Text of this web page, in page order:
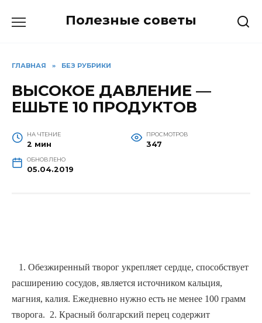
Полезные советы
ГЛАВНАЯ » БЕЗ РУБРИКИ
ВЫСОКОЕ ДАВЛЕНИЕ —
ЕШЬТЕ 10 ПРОДУКТОВ
НА ЧТЕНИЕ
2 мин
ПРОСМОТРОВ
347
ОБНОВЛЕНО
05.04.2019
расширению сосудов, является источником кальция,
магния, калия. Ежедневно нужно есть не менее 100 грамм
творога.  2. Красный болгарский перец содержит